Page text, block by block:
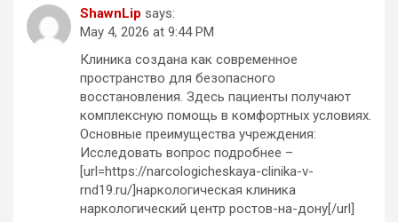
ShawnLip says:
May 4, 2026 at 9:44 PM
Клиника создана как современное
пространство для безопасного
восстановления. Здесь пациенты получают
комплексную помощь в комфортных условиях.
Основные преимущества учреждения:
Исследовать вопрос подробнее –
[url=https://narcologicheskaya-clinika-v-
rnd19.ru/]наркологическая клиника
наркологический центр ростов-на-дону[/url]